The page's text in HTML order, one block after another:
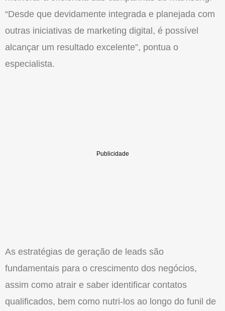
“Desde que devidamente integrada e planejada com
outras iniciativas de marketing digital, é possível
alcançar um resultado excelente”, pontua o
especialista.
As estratégias de geração de leads são
fundamentais para o crescimento dos negócios,
assim como atrair e saber identificar contatos
qualificados, bem como nutri-los ao longo do funil de